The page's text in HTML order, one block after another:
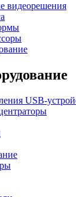
видеорешения
USB-